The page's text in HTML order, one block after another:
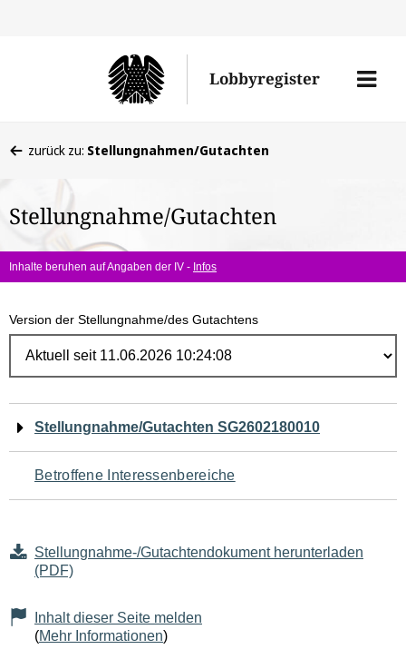
Lobbyregister
Menü
befinden
hier:
zurück zu: Stellungnahmen/Gutachten
Stellungnahme/Gutachten
Inhalte beruhen auf Angaben der IV - Infos
Version der Stellungnahme/des Gutachtens
Navigation
für
den
Seiteninhalt
Stellungnahme/Gutachten SG2602180010
Betroffene Interessenbereiche
Stellungnahme-/Gutachtendokument herunterladen
(PDF)
Inhalt dieser Seite melden
(Mehr Informationen)